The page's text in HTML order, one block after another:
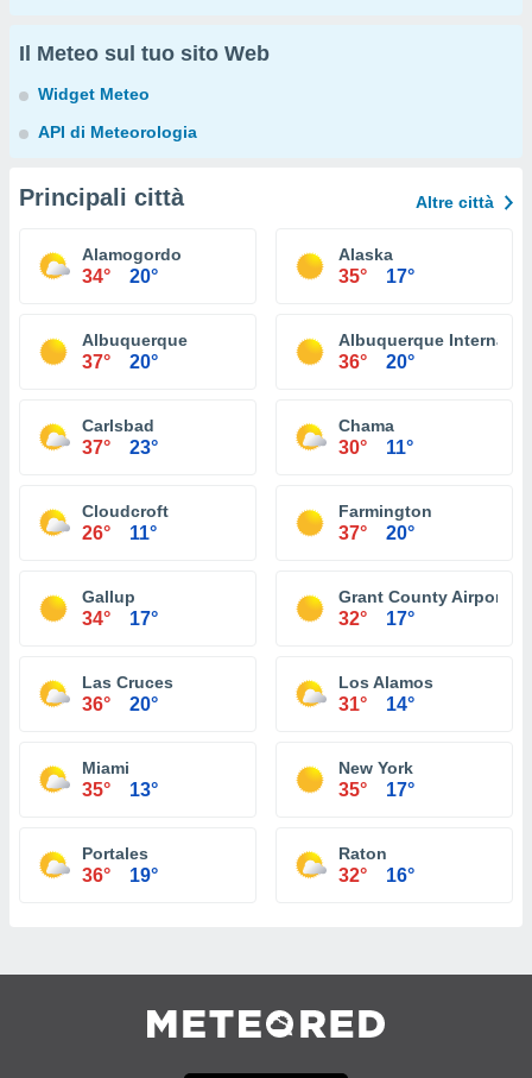
Il Meteo sul tuo sito Web
Widget Meteo
API di Meteorologia
Principali città Altre città
Alamogordo
34° 20°
Alaska
35° 17°
Albuquerque
37° 20°
Albuquerque
36° 20°
Carlsbad
37° 23°
Chama
30° 11°
Cloudcroft
26° 11°
Farmington
37° 20°
Gallup
34° 17°
Grant County Airport
32° 17°
Las Cruces
36° 20°
Los Alamos
31° 14°
Miami
35° 13°
New York
35° 17°
Portales
36° 19°
Raton
32° 16°